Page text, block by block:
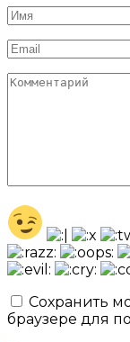
Имя
*
Email
*
Комментарий
Сохранить
браузере для